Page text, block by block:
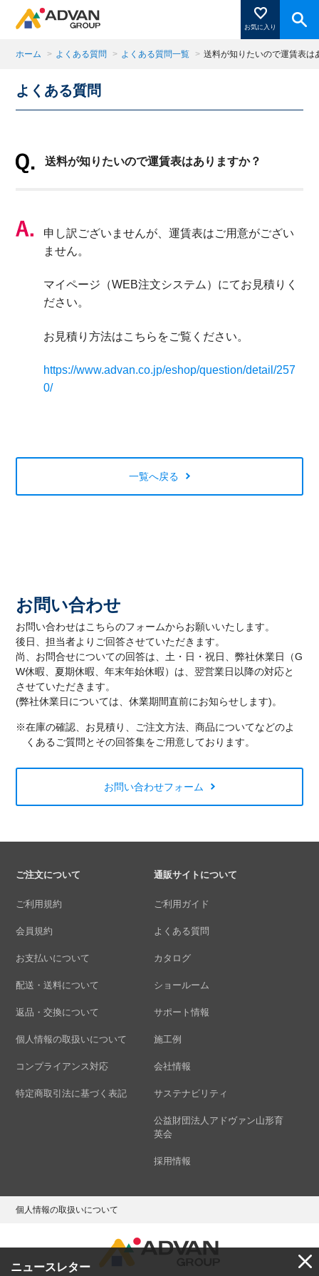
お気に入り
商品ページにある「お気に入り登録」を押すと登録した
商品がここに表示されます。
ニュースレター
ホーム > よくある質問 > よくある質問一覧 > 送料が知りたいので運賃表は
よくある質問
送料が知りたいので運賃表はありますか？
申し訳ございませんが、運賃表はご用意がござい
ません。
マイページ（WEB注文システム）にてお見積りく
ださい。
お見積り方法はこちらをご覧ください。
https://www.advan.co.jp/eshop/question/detail/257
0/
一覧へ戻る
お問い合わせ
お問い合わせはこちらのフォームからお願いいたします。
後日、担当者よりご回答させていただきます。
尚、お問合せについての回答は、土・日・祝日、弊社休業日（G
W休暇、夏期休暇、年末年始休暇）は、翌営業日以降の対応と
させていただきます。
(弊社休業日については、休業期間直前にお知らせします)。
※在庫の確認、お見積り、ご注文方法、商品についてなどのよ
くあるご質問とその回答集をご用意しております。
お問い合わせフォーム
ご注文について
ご利用規約
会員規約
お支払いについて
配送・送料について
返品・交換について
個人情報の取扱いについて
コンプライアンス対応
特定商取引法に基づく表記
通販サイトについて
ご利用ガイド
よくある質問
カタログ
ショールーム
サポート情報
施工例
会社情報
サステナビリティ
公益財団法人アドヴァン山形育
英会
採用情報
個人情報の取扱いについて